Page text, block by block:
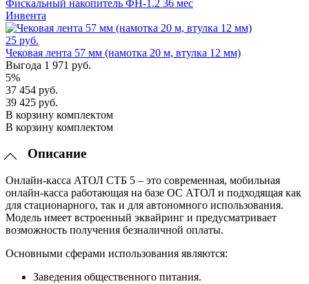
Фискальный накопитель ФН-1.2 36 мес
Инвента
25 руб.
Чековая лента 57 мм (намотка 20 м, втулка 12 мм)
Выгода 1 971 руб.
5%
37 454 руб.
39 425 руб.
В корзину комплектом
В корзину комплектом
Описание
Онлайн-касса АТОЛ СТБ 5 – это современная, мобильная
онлайн-касса работающая на базе ОС АТОЛ и подходящая как
для стационарного, так и для автономного использования.
Модель имеет встроенный эквайринг и предусматривает
возможность получения безналичной оплаты.
Основными сферами использования являются:
Заведения общественного питания.